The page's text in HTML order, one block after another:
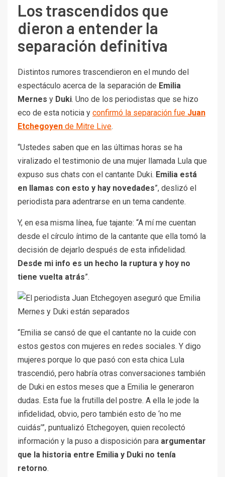
Los trascendidos que
dieron a entender la
separación definitiva
Distintos rumores trascendieron en el mundo del
espectáculo acerca de la separación de Emilia
Mernes y Duki. Uno de los periodistas que se hizo
eco de esta noticia y confirmó la separación fue Juan
Etchegoyen de Mitre Live.
“Ustedes saben que en las últimas horas se ha
viralizado el testimonio de una mujer llamada Lula que
expuso sus chats con el cantante Duki. Emilia está
en llamas con esto y hay novedades”, deslizó el
periodista para adentrarse en un tema candente.
Y, en esa misma línea, fue tajante: “A mí me cuentan
desde el círculo íntimo de la cantante que ella tomó la
decisión de dejarlo después de esta infidelidad.
Desde mi info es un hecho la ruptura y hoy no
tiene vuelta atrás”.
“Emilia se cansó de que el cantante no la cuide con
estos gestos con mujeres en redes sociales. Y digo
mujeres porque lo que pasó con esta chica Lula
trascendió, pero habría otras conversaciones también
de Duki en estos meses que a Emilia le generaron
dudas. Esta fue la frutilla del postre. A ella le jode la
infidelidad, obvio, pero también esto de ‘no me
cuidás’”, puntualizó Etchegoyen, quien recolectó
información y la puso a disposición para argumentar
que la historia entre Emilia y Duki no tenía
retorno.